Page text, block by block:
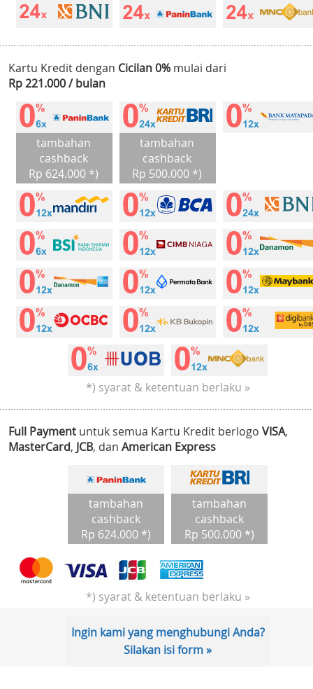
Kartu Kredit dengan Cicilan 0% mulai dari
Rp 221.000 / bulan
tambahan
cashback
Rp 624.000 *)
tambahan
cashback
Rp 500.000 *)
*) syarat & ketentuan berlaku »
Full Payment untuk semua Kartu Kredit berlogo VISA,
MasterCard, JCB, dan American Express
tambahan
cashback
Rp 624.000 *)
tambahan
cashback
Rp 500.000 *)
*) syarat & ketentuan berlaku »
Ingin kami yang menghubungi Anda?
Silakan isi form »